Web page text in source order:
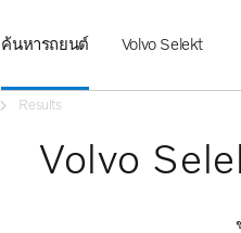
ค้นหารถยนต์ Volvo Selekt
Results
Volvo